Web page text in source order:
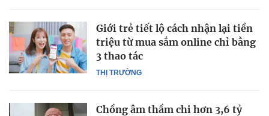
THỊ TRƯỜNG
Giới trẻ tiết lộ cách nhận lại tiền
triệu từ mua sắm online chỉ bằng
3 thao tác
Chồng âm thầm chi hơn 3,6 tỷ